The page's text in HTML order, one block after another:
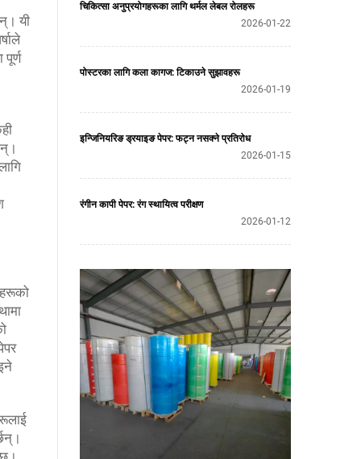
यी
चिकित्सा अनुप्रयोगहरूका लागि थर्मल लेबल रोलहरू
2026-01-22
पोस्टरका लागि कला कागज: टिकाउने सुझावहरू
2026-01-19
इन्जिनियरिङ ड्रयाइङ पेपर: फट्न नसक्ने प्रतिरोध
2026-01-15
रंगीन कापी पेपर: रंग स्थायित्व परीक्षण
2026-01-12